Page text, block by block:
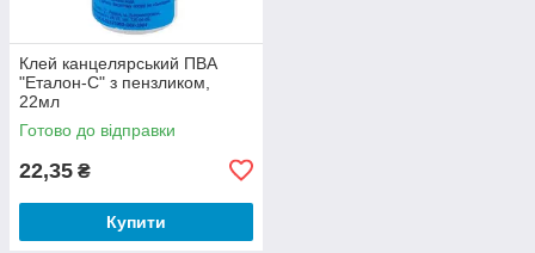
Клей канцелярський ПВА
"Еталон-С" з пензликом,
22мл
Готово до відправки
22,35 ₴
Купити